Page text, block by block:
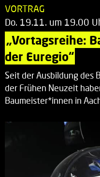
VORTRAG
Do. 19.11. um 19.00
„Vortagsreihe:
der Euregio“
Seit der Ausbildung des
der Frühen Neuzeit
Baumeister*innen in